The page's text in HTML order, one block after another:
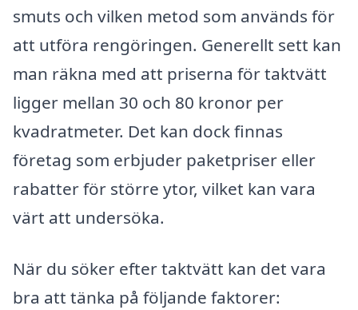
smuts och vilken metod som används för
att utföra rengöringen. Generellt sett kan
man räkna med att priserna för taktvätt
ligger mellan 30 och 80 kronor per
kvadratmeter. Det kan dock finnas
företag som erbjuder paketpriser eller
rabatter för större ytor, vilket kan vara
värt att undersöka.
När du söker efter taktvätt kan det vara
bra att tänka på följande faktorer: